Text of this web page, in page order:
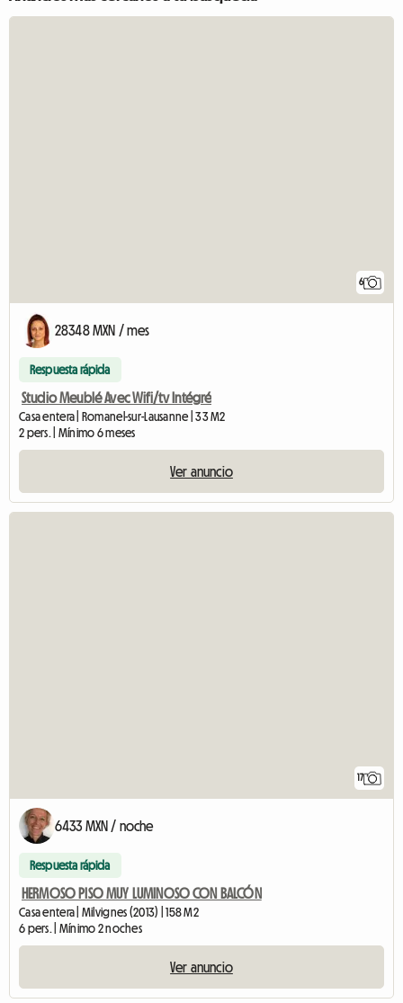
6
28348 MXN / mes
Respuesta rápida
Studio Meublé Avec Wifi/tv Intégré
Casa entera | Romanel-sur-Lausanne | 33 M2
2 pers. | Mínimo 6 meses
Ver anuncio
17
6433 MXN / noche
Respuesta rápida
HERMOSO PISO MUY LUMINOSO CON BALCÓN
Casa entera | Milvignes (2013) | 158 M2
6 pers. | Mínimo 2 noches
Ver anuncio